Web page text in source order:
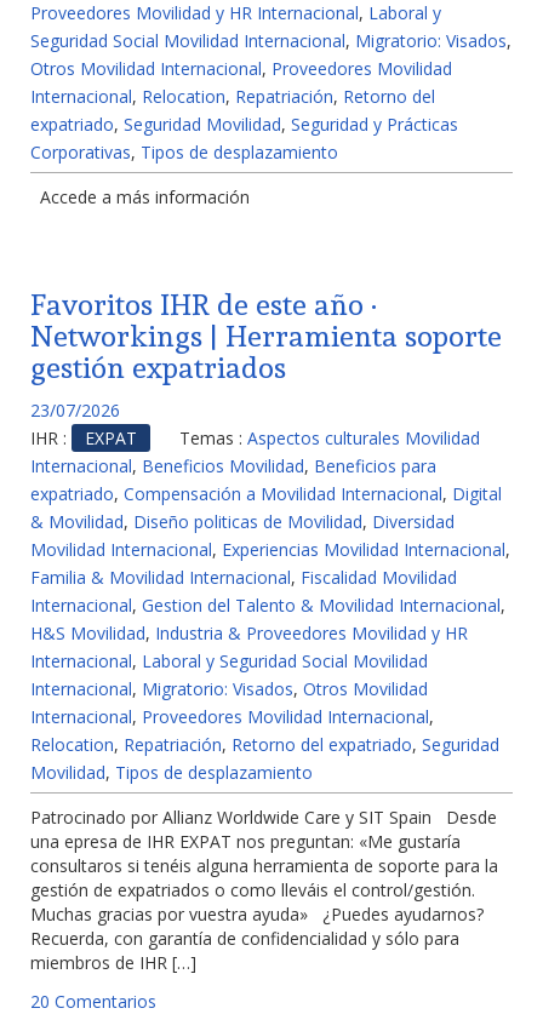
Proveedores Movilidad y HR Internacional, Laboral y
Seguridad Social Movilidad Internacional, Migratorio: Visados,
Otros Movilidad Internacional, Proveedores Movilidad
Internacional, Relocation, Repatriación, Retorno del
expatriado, Seguridad Movilidad, Seguridad y Prácticas
Corporativas, Tipos de desplazamiento
Accede a más información
Favoritos IHR de este año ·
Networkings | Herramienta soporte
gestión expatriados
23/07/2026
IHR :
EXPAT Temas : Aspectos culturales Movilidad
Internacional, Beneficios Movilidad, Beneficios para
expatriado, Compensación a Movilidad Internacional, Digital
& Movilidad, Diseño politicas de Movilidad, Diversidad
Movilidad Internacional, Experiencias Movilidad Internacional,
Familia & Movilidad Internacional, Fiscalidad Movilidad
Internacional, Gestion del Talento & Movilidad Internacional,
H&S Movilidad, Industria & Proveedores Movilidad y HR
Internacional, Laboral y Seguridad Social Movilidad
Internacional, Migratorio: Visados, Otros Movilidad
Internacional, Proveedores Movilidad Internacional,
Relocation, Repatriación, Retorno del expatriado, Seguridad
Movilidad, Tipos de desplazamiento
Patrocinado por Allianz Worldwide Care y SIT Spain Desde
una epresa de IHR EXPAT nos preguntan: «Me gustaría
consultaros si tenéis alguna herramienta de soporte para la
gestión de expatriados o como lleváis el control/gestión.
Muchas gracias por vuestra ayuda» ¿Puedes ayudarnos?
Recuerda, con garantía de confidencialidad y sólo para
miembros de IHR […]
20 Comentarios